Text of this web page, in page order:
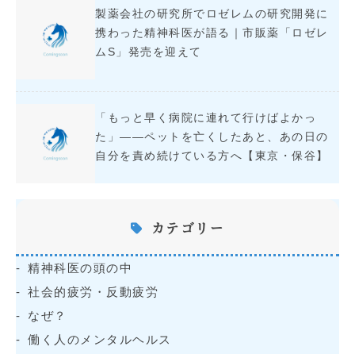
製薬会社の研究所でロゼレムの研究開発に
携わった精神科医が語る｜市販薬「ロゼレ
ムS」発売を迎えて
「もっと早く病院に連れて行けばよかっ
た」――ペットを亡くしたあと、あの日の
自分を責め続けている方へ【東京・保谷】
カテゴリー
精神科医の頭の中
社会的疲労・反動疲労
なぜ？
働く人のメンタルヘルス